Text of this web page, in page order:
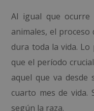
Al igual que
animales, el proceso
dura toda la vida.
que el período
aquel que va
cuarto mes de vida.
según la raza.